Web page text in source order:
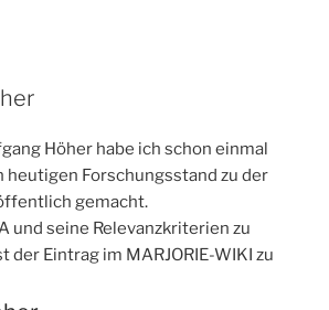
Höher habe ich schon einmal
heutigen Forschungsstand zu der
gemacht.
und seine Relevanzkriterien zu
der Eintrag im MARJORIE-WIKI zu